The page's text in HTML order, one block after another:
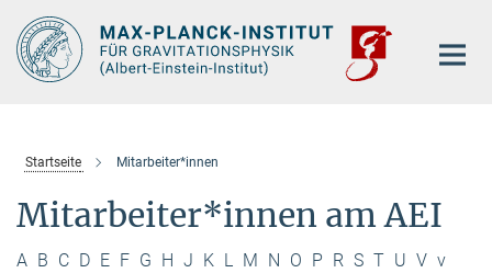
Hauptinhalt
Startseite Mitarbeiter*innen
Mitarbeiter*innen am AEI
A B C D E F G H J K L M N O P R S T U V v